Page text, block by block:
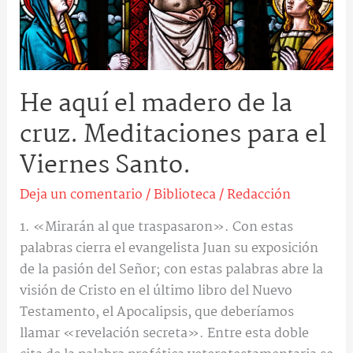
He aquí el madero de la
cruz. Meditaciones para el
Viernes Santo.
Deja un comentario/Biblioteca/Redacción
1. «Mirarán al que traspasaron». Con estas
palabras cierra el evangelista Juan su exposición
de la pasión del Señor; con estas palabras abre la
visión de Cristo en el último libro del Nuevo
Testamento, el Apocalipsis, que deberíamos
llamar «revelación secreta». Entre esta doble
para
el
Viernes